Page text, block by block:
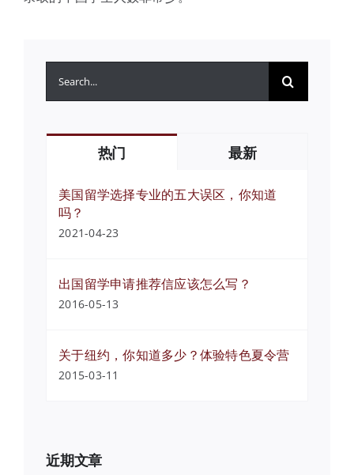
热门 最新
美国留学选择专业的五大误区，你知道
吗？
2021-04-23
出国留学申请推荐信应该怎么写？
2016-05-13
关于纽约，你知道多少？体验特色夏令营
2015-03-11
近期文章